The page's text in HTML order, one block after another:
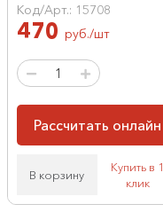
Код/Арт.: 15708
470 руб./шт
Рассчитать онлайн
В корзину
Купить в 1
клик